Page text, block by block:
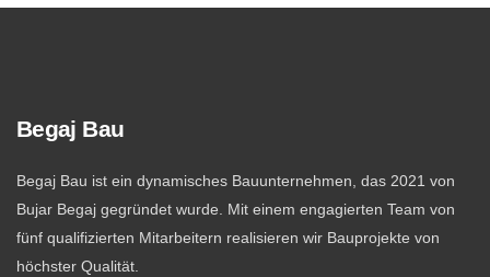
Begaj Bau
Begaj Bau ist ein dynamisches Bauunternehmen, das 2021 von
Bujar Begaj gegründet wurde. Mit einem engagierten Team von
fünf qualifizierten Mitarbeitern realisieren wir Bauprojekte von
höchster Qualität.